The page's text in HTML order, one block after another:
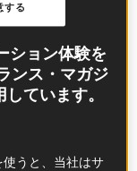
ション体験を
ンス・マガジ
ています。
うと、当社はサ
する